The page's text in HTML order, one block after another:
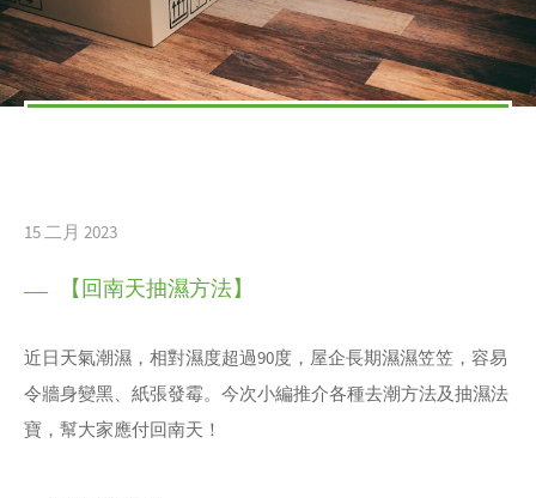
15 二月 2023
【回南天抽濕方法】
近日天氣潮濕，相對濕度超過90度，屋企長期濕濕笠笠，容易
令牆身變黑、紙張發霉。今次小編推介各種去潮方法及抽濕法
寶，幫大家應付回南天！